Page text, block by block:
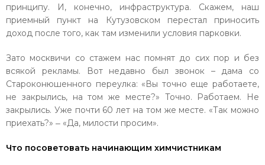
принципу. И, конечно, инфраструктура. Скажем, наш
приемный пункт на Кутузовском перестал приносить
доход после того, как там изменили условия парковки.
Зато москвичи со стажем нас помнят до сих пор и без
всякой рекламы. Вот недавно был звонок – дама со
Староконюшенного переулка: «Вы точно еще работаете,
не закрылись, на том же месте?» Точно. Работаем. Не
закрылись. Уже почти 60 лет на том же месте. «Так можно
приехать?» ‒ «Да, милости просим».
Что посоветовать начинающим химчистникам